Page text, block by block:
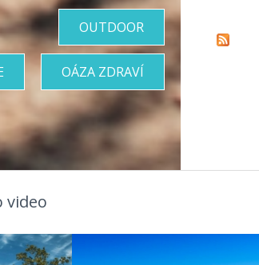
OUTDOOR
OÁZA ZDRAVÍ
video